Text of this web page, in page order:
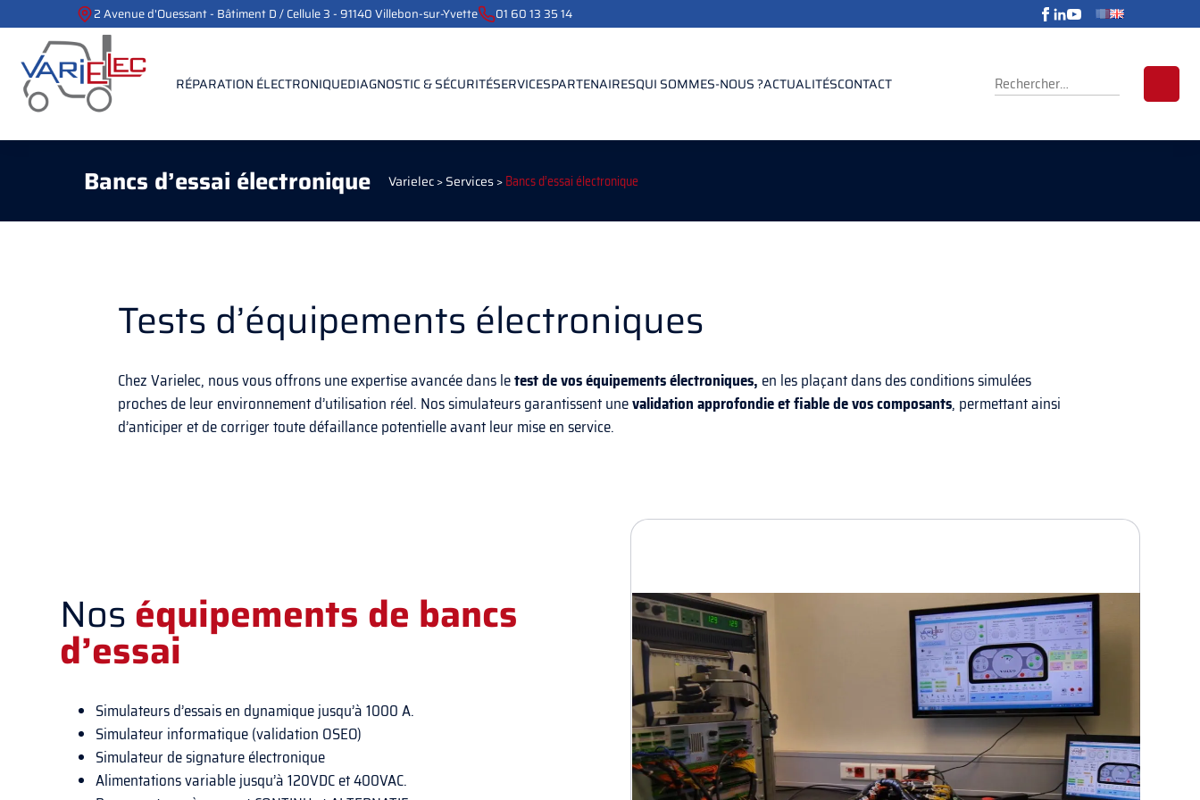
2 Avenue d'Ouessant - Bâtiment D / Cellule 3 - 91140 Villebon-sur-Yvette 01 60 13 35 14
RÉPARATION ÉLECTRONIQUEDIAGNOSTIC & SÉCURITÉSERVICESPARTENAIRESQUI SOMMES-NOUS ?ACTUALITÉSCONTACT RECHERCHER :
Bancs d’essai électronique Varielec>Services>Bancs d’essai électronique
Tests d’équipements électroniques
Chez Varielec, nous vous offrons une expertise avancée dans letest de vos équipements électroniques, en les plaçant dans des conditions simulées
proches de leur environnement d’utilisation réel. Nos simulateurs garantissent unevalidation approfondie et fiable de vos composants, permettant ainsi
d’anticiper et de corriger toute défaillance potentielle avant leur mise en service.
Noséquipements de bancs
d’essai
Simulateurs d’essais en dynamique jusqu’à 1000 A.
Simulateur informatique (validation OSEO)
Simulateur de signature électronique
Alimentations variable jusqu’à 120VDC et 400VAC.